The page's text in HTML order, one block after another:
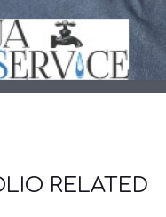
RELATED